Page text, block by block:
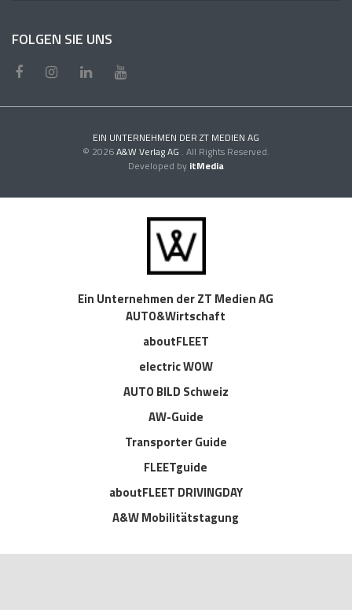
FOLGEN SIE UNS
EIN UNTERNEHMEN DER ZT MEDIEN AG
© 2026A&W Verlag AG . All Rights Reserved.
Developed by itMedia
Ein Unternehmen der ZT Medien AG
AUTO&Wirtschaft
aboutFLEET
electric WOW
AUTO BILD Schweiz
AW-Guide
Transporter Guide
FLEETguide
aboutFLEET DRIVINGDAY
A&W Mobilitätstagung